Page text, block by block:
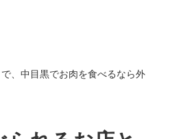
、中目黒でお肉を食べるなら外